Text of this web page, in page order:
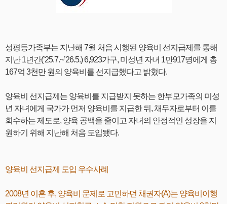
성평등가족부는 지난해 7월 처음 시행된 양육비 선지급제를 통해
지난 1년간(’25.7.~’26.5.) 6,923가구, 미성년 자녀 1만917명에게 총
167억 3천만 원의 양육비를 선지급했다고 밝혔다.
양육비 선지급제는 양육비를 지급받지 못하는 한부모가족의 미성
년 자녀에게 국가가 먼저 양육비를 지급한 뒤, 채무자로부터 이를
회수하는 제도로, 양육 공백을 줄이고 자녀의 안정적인 성장을 지
원하기 위해 지난해 처음 도입됐다.
양육비 선지급제 도입 우수사례
2008년 이혼 후, 양육비 문제로 고민하던 채권자(A)는 양육비이행